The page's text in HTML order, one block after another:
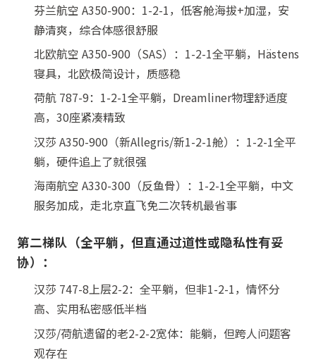
芬兰航空 A350-900：1-2-1，低客舱海拔+加湿，安
静清爽，综合体感很舒服
北欧航空 A350-900（SAS）：1-2-1全平躺，Hästens
寝具，北欧极简设计，质感稳
荷航 787-9：1-2-1全平躺，Dreamliner物理舒适度
高，30座紧凑精致
汉莎 A350-900（新Allegris/新1-2-1舱）：1-2-1全平
躺，硬件追上了就很强
海南航空 A330-300（反鱼骨）：1-2-1全平躺，中文
服务加成，走北京直飞免二次转机最省事
第二梯队（全平躺，但直通过道性或隐私性有妥
协）：
汉莎 747-8上层2-2：全平躺，但非1-2-1，情怀分
高、实用私密感低半档
汉莎/荷航遗留的老2-2-2宽体：能躺，但跨人问题客
观存在